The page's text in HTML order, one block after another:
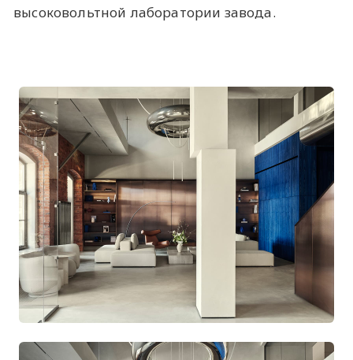
высоковольтной лаборатории завода.